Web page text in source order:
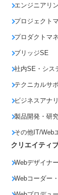
エンジニアリ
プロジェクト
プロダクトマ
ブリッジSE
社内SE・シス
テクニカルサ
ビジネスアナ
製品開発・研
その他IT/Web
クリエイティ
Webデザイナ
Webコーダー